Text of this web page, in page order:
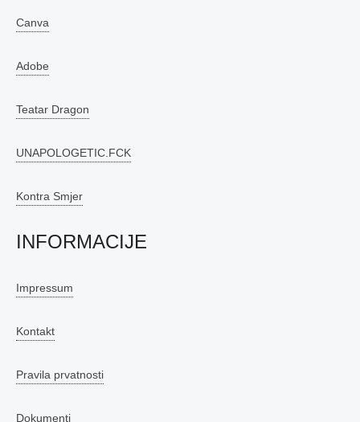
Canva
Adobe
Teatar Dragon
UNAPOLOGETIC.FCK
Kontra Smjer
INFORMACIJE
Impressum
Kontakt
Pravila prvatnosti
Dokumenti